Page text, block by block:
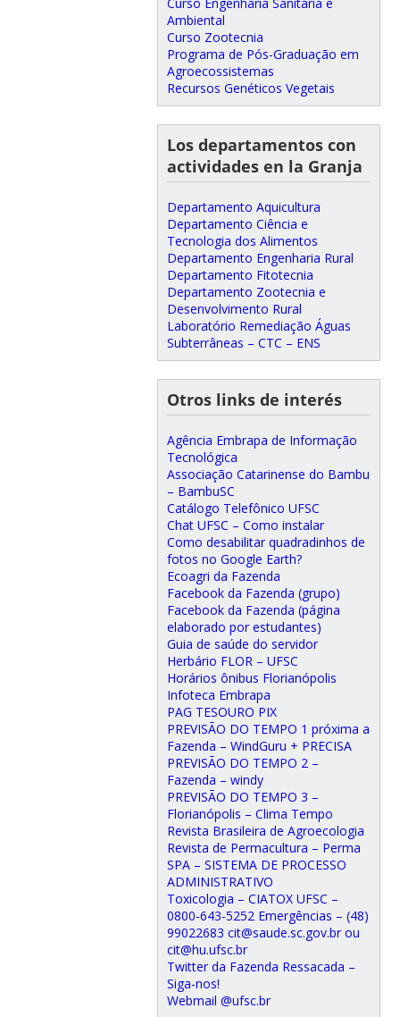
Ambiental
Curso Zootecnia
Programa de Pós-Graduação em
Agroecossistemas
Recursos Genéticos Vegetais
Los departamentos con
actividades en la Granja
Departamento Aquicultura
Departamento Ciência e
Tecnologia dos Alimentos
Departamento Engenharia Rural
Departamento Fitotecnia
Departamento Zootecnia e
Desenvolvimento Rural
Laboratório Remediação Águas
Subterrâneas – CTC – ENS
Otros links de interés
Agência Embrapa de Informação
Tecnológica
Associação Catarinense do Bambu
– BambuSC
Catálogo Telefônico UFSC
Chat UFSC – Como instalar
Como desabilitar quadradinhos de
fotos no Google Earth?
Ecoagri da Fazenda
Facebook da Fazenda (grupo)
Facebook da Fazenda (página
elaborado por estudantes)
Guia de saúde do servidor
Herbário FLOR – UFSC
Horários ônibus Florianópolis
Infoteca Embrapa
PAG TESOURO PIX
PREVISÃO DO TEMPO 1 próxima a
Fazenda – WindGuru + PRECISA
PREVISÃO DO TEMPO 2 –
Fazenda – windy
PREVISÃO DO TEMPO 3 –
Florianópolis – Clima Tempo
Revista Brasileira de Agroecologia
Revista de Permacultura – Perma
SPA – SISTEMA DE PROCESSO
ADMINISTRATIVO
Toxicologia – CIATOX UFSC –
0800-643-5252 Emergências – (48)
99022683 cit@saude.sc.gov.br ou
cit@hu.ufsc.br
Twitter da Fazenda Ressacada –
Siga-nos!
Webmail @ufsc.br